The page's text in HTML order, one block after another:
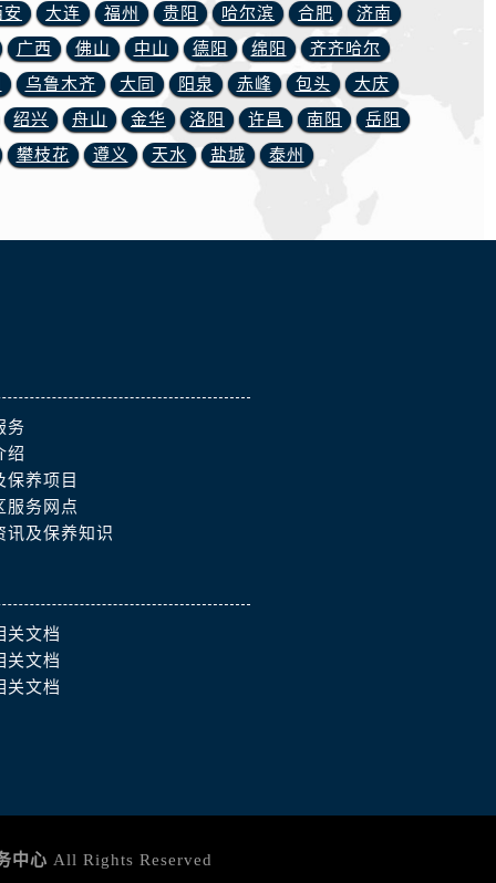
安 大连 福州 贵阳 哈尔滨 合肥
济南
广西 佛山 中山 德阳 绵阳
齐齐哈尔
乌鲁木齐 大同 阳泉 赤峰 包头
大庆
绍兴 舟山 金华 洛阳 许昌 南阳
岳阳
攀枝花 遵义 天水 盐城 泰州
务
绍
保养项目
服务网点
讯及保养知识
关文档
关文档
关文档
中心 All Rights Reserved